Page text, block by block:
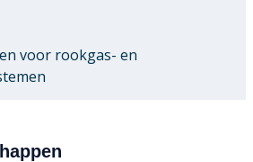
voor rookgas- en